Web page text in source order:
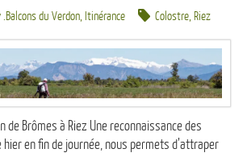
.Balcons du Verdon, Itinérance Colostre, Riez
de Brômes à Riez Une reconnaissance des
en fin de journée, nous permets d’attraper